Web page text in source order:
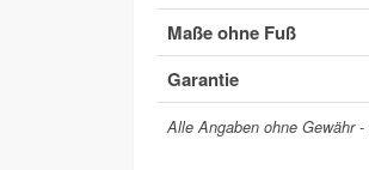
Maße ohne Fuß
Garantie
Alle Angaben ohne Gewähr